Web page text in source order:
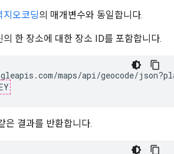
지오코딩의 매개변수와 동일합니다.
한 장소에 대한 장소 ID를 포함합니다.
maps/api/geocode/
은 결과를 반환합니다.